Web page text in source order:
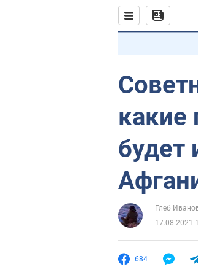
какие
будет
Глеб
17.08.2021
684